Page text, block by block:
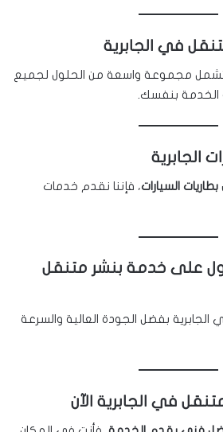
في الجابرية
مجموعة واسعة من الحلول لجميع
الخدمة بنفسك.
الجابرية
بطاريات السيارات، فإننا نقدم خدمات
على خدمة بنشر متنقل
الجابرية بفضل الجودة العالية والسرعة
في الجابرية الآن